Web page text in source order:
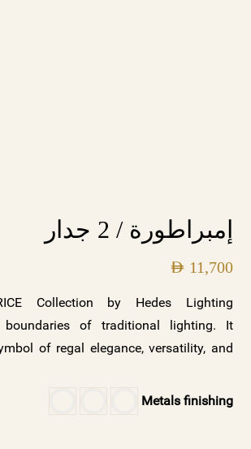
إمبراطورة / 2 جدار
AED 11,700
Collection by Hedes Lighting
boundaries of traditional lighting. It
of regal elegance, versatility, and
of serenity, a contemporary
Metals finishing